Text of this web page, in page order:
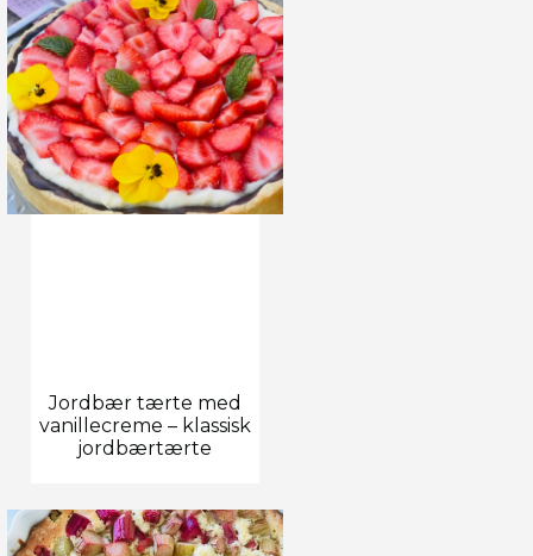
Jordbær tærte med
vanillecreme – klassisk
jordbærtærte